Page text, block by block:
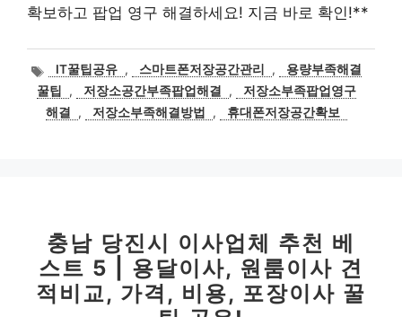
확보하고 팝업 영구 해결하세요! 지금 바로 확인!**
태
그
IT꿀팁공유 , 스마트폰저장공간관리 ,
용량부족해결
꿀팁
, 저장소공간부족팝업해결 ,
저장소부족팝업영구
해결
, 저장소부족해결방법 , 휴대폰저장공간확보
충남 당진시 이사업체 추천 베
스트 5 | 용달이사, 원룸이사 견
적비교, 가격, 비용, 포장이사 꿀